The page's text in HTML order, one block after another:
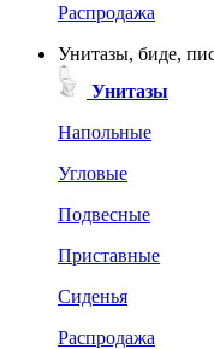
Распродажа
Унитазы, биде,
Унитазы
Напольные
Угловые
Подвесные
Приставные
Сиденья
Распродажа